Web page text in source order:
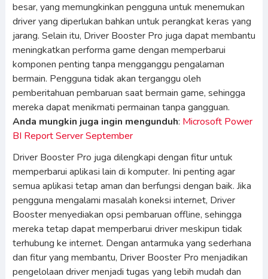
besar, yang memungkinkan pengguna untuk menemukan
driver yang diperlukan bahkan untuk perangkat keras yang
jarang. Selain itu, Driver Booster Pro juga dapat membantu
meningkatkan performa game dengan memperbarui
komponen penting tanpa mengganggu pengalaman
bermain. Pengguna tidak akan terganggu oleh
pemberitahuan pembaruan saat bermain game, sehingga
mereka dapat menikmati permainan tanpa gangguan.
Anda mungkin juga ingin mengunduh: Microsoft Power
BI Report Server September
Driver Booster Pro juga dilengkapi dengan fitur untuk
memperbarui aplikasi lain di komputer. Ini penting agar
semua aplikasi tetap aman dan berfungsi dengan baik. Jika
pengguna mengalami masalah koneksi internet, Driver
Booster menyediakan opsi pembaruan offline, sehingga
mereka tetap dapat memperbarui driver meskipun tidak
terhubung ke internet. Dengan antarmuka yang sederhana
dan fitur yang membantu, Driver Booster Pro menjadikan
pengelolaan driver menjadi tugas yang lebih mudah dan